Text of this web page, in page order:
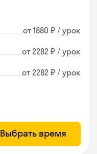
от 1880 ₽ / урок
от 2282 ₽ / урок
от 2282 ₽ / урок
Выбрать время